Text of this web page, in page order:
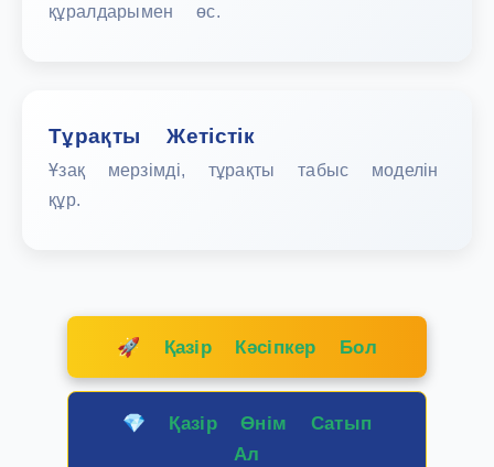
құралдарымен өс.
Тұрақты Жетістік
Ұзақ мерзімді, тұрақты табыс моделін
құр.
🚀 Қазір Кәсіпкер Бол
💎 Қазір Өнім Сатып
Ал